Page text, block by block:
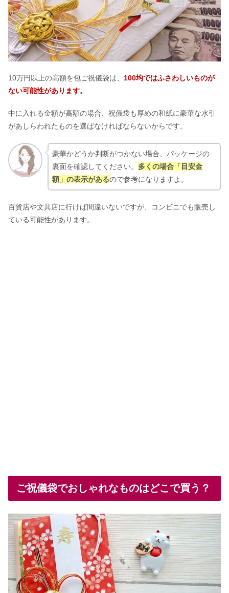
10万円以上の高額を包ご祝儀袋は、 100均ではふさわしいものが
ない可能性があります。
中に入れる金額が高額の場合、祝儀袋も厚めの和紙に豪華な水引
があしらわれたものを選ばなければならないからです。
豪華かどうか判断がつかない場合、パッケージの
裏面を確認してください。 多くの場合「目安金
額」の表示があるので参考になりますよ。
百貨店や文具店に行けば間違いないですが、コンビニでも販売し
ている可能性があります。
ご祝儀袋でおしゃれなものはどこで買う？